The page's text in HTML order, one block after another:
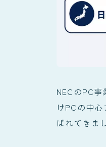
NECのPC
けPCの中
ばれてきま